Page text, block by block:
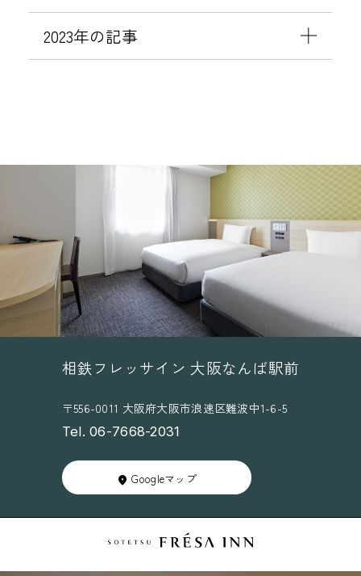
2023年の記事
相鉄フレッサイン 大阪なんば駅前
〒556-0011 大阪府大阪市浪速区難波中1-6-5
Tel. 06-7668-2031
Googleマップ